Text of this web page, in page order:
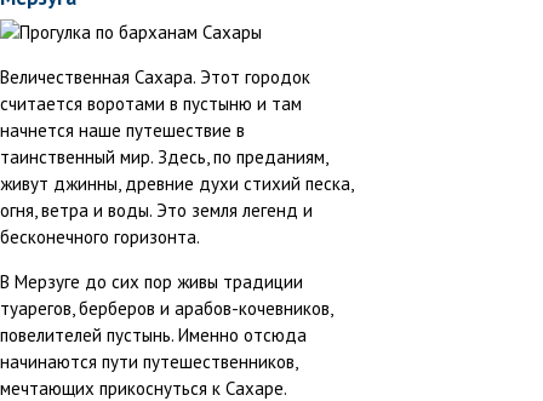
Величественная Сахара. Этот городок
считается воротами в пустыню и там
начнется наше путешествие в
таинственный мир. Здесь, по преданиям,
живут джинны, древние духи стихий песка,
огня, ветра и воды. Это земля легенд и
бесконечного горизонта.
В Мерзуге до сих пор живы традиции
туарегов, берберов и арабов-кочевников,
повелителей пустынь. Именно отсюда
начинаются пути путешественников,
мечтающих прикоснуться к Сахаре.